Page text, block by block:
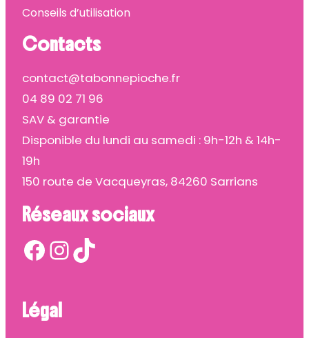
Conseils d’utilisation
Contacts
contact@tabonnepioche.fr
04 89 02 71 96
SAV & garantie
Disponible du lundi au samedi : 9h-12h & 14h-
19h
150 route de Vacqueyras, 84260 Sarrians
Réseaux sociaux
Facebook InstagramTikTok
Légal